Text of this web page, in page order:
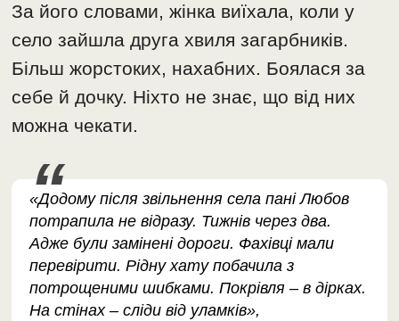
За його словами, жінка виїхала, коли у
село зайшла друга хвиля загарбників.
Більш жорстоких, нахабних. Боялася за
себе й дочку. Ніхто не знає, що від них
можна чекати.
«Додому після звільнення села пані Любов
потрапила не відразу. Тижнів через два.
Адже були замінені дороги. Фахівці мали
перевірити. Рідну хату побачила з
потрощеними шибками. Покрівля – в дірках.
На стінах – сліди від уламків»,